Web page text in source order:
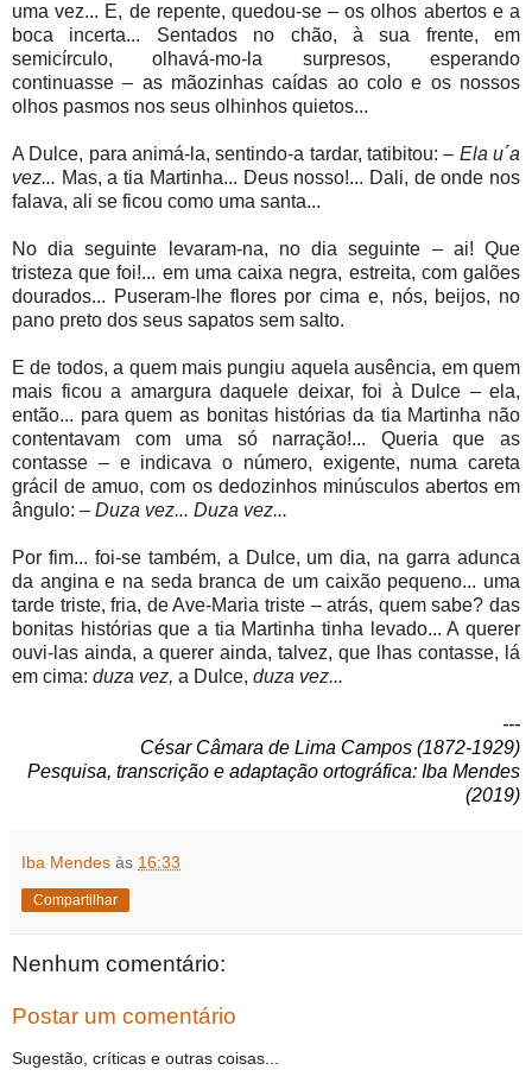
uma vez... E, de repente, quedou-se – os olhos abertos e a
boca incerta... Sentados no chão, à sua frente, em
semicírculo, olhavá-mo-la surpresos, esperando
continuasse – as mãozinhas caídas ao colo e os nossos
olhos pasmos nos seus olhinhos quietos...
A Dulce, para animá-la, sentindo-a tardar, tatibitou: – Ela u´a
vez... Mas, a tia Martinha... Deus nosso!... Dali, de onde nos
falava, ali se ficou como uma santa...
No dia seguinte levaram-na, no dia seguinte – ai! Que
tristeza que foi!... em uma caixa negra, estreita, com galões
dourados... Puseram-lhe flores por cima e, nós, beijos, no
pano preto dos seus sapatos sem salto.
E de todos, a quem mais pungiu aquela ausência, em quem
mais ficou a amargura daquele deixar, foi à Dulce – ela,
então... para quem as bonitas histórias da tia Martinha não
contentavam com uma só narração!... Queria que as
contasse – e indicava o número, exigente, numa careta
grácil de amuo, com os dedozinhos minúsculos abertos em
ângulo: – Duza vez... Duza vez...
Por fim... foi-se também, a Dulce, um dia, na garra adunca
da angina e na seda branca de um caixão pequeno... uma
tarde triste, fria, de Ave-Maria triste – atrás, quem sabe? das
bonitas histórias que a tia Martinha tinha levado... A querer
ouvi-las ainda, a querer ainda, talvez, que lhas contasse, lá
em cima: duza vez, a Dulce, duza vez...
---
César Câmara de Lima Campos (1872-1929)
Pesquisa, transcrição e adaptação ortográfica: Iba Mendes
(2019)
Iba Mendes às 16:33
Compartilhar
Nenhum comentário:
Postar um comentário
Sugestão, críticas e outras coisas...